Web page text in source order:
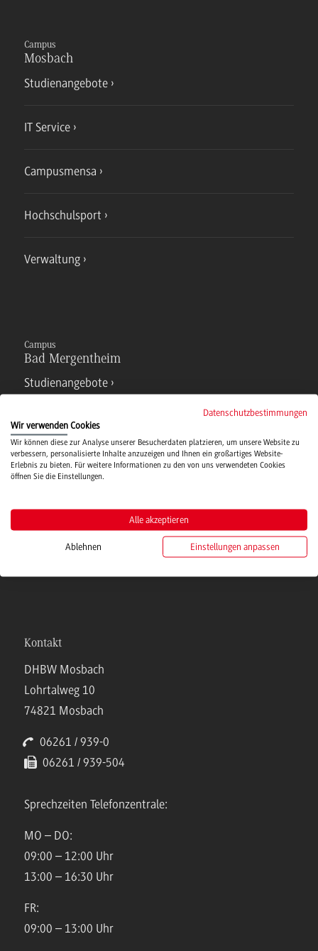
Campus
Mosbach
Studienangebote
IT Service
Campusmensa
Hochschulsport
Verwaltung
Campus
Bad Mergentheim
Studienangebote
IT Service
Campusmensa
Kontakt
DHBW Mosbach
Lohrtalweg 10
74821 Mosbach
06261 / 939-0
06261 / 939-504
Sprechzeiten Telefonzentrale:
MO – DO:
09:00 – 12:00 Uhr
13:00 – 16:30 Uhr
FR:
09:00 – 13:00 Uhr
Datenschutzbestimmungen
Wir verwenden Cookies
Wir können diese zur Analyse unserer Besucherdaten platzieren, um unsere Website zu
verbessern, personalisierte Inhalte anzuzeigen und Ihnen ein großartiges Website-
Erlebnis zu bieten. Für weitere Informationen zu den von uns verwendeten Cookies
öffnen Sie die Einstellungen.
Alle akzeptieren
Ablehnen Einstellungen anpassen